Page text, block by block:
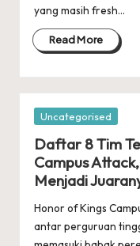
yang masih fresh…
Read More
Posted
Uncategorised
Daftar 8 Tim
Campus
Menjadi
Honor of Kings
antar perguruan